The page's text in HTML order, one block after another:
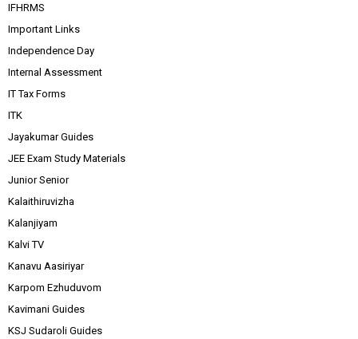
IFHRMS
Important Links
Independence Day
Internal Assessment
IT Tax Forms
ITK
Jayakumar Guides
JEE Exam Study Materials
Junior Senior
Kalaithiruvizha
Kalanjiyam
Kalvi TV
Kanavu Aasiriyar
Karpom Ezhuduvom
Kavimani Guides
KSJ Sudaroli Guides